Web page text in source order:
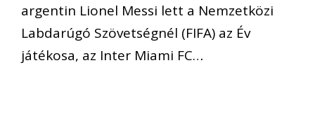
argentin Lionel Messi lett a Nemzetközi
Labdarúgó Szövetségnél (FIFA) az Év
játékosa, az Inter Miami FC…